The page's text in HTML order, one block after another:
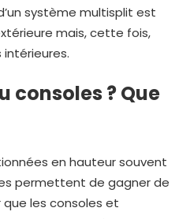
système multisplit est
mais, cette fois,
consoles ? Que
en hauteur souvent
permettent de gagner de
que les consoles et